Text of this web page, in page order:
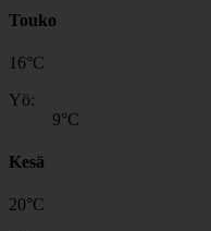
Touko
16°C
Yö:
9°C
Kesä
20°C